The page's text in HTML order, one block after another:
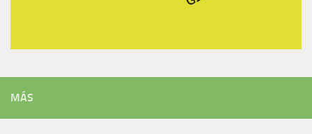
MÁS